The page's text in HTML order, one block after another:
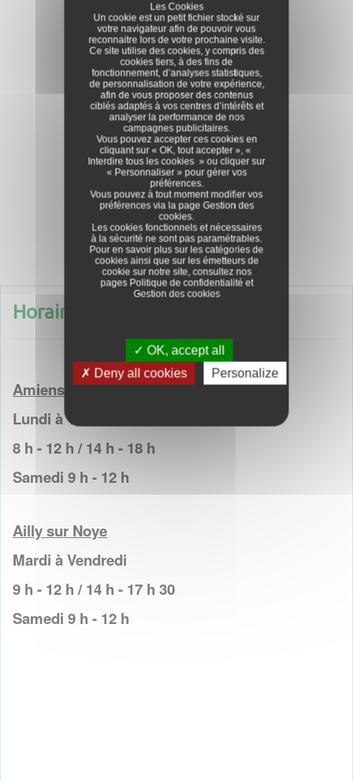
Tondeuses autoportées
Horaires d'ouvertures
Amiens
Lundi à Vendredi
8 h - 12 h / 14 h - 18 h
Samedi 9 h - 12 h
Ailly sur Noye
Mardi à Vendredi
9 h - 12 h / 14 h - 17 h 30
Samedi 9 h - 12 h
Les Cookies
Un cookie est un petit fichier stocké sur
votre navigateur afin de pouvoir vous
reconnaitre lors de votre prochaine visite.
Ce site utilise des cookies, y compris des
cookies tiers, à des fins de
fonctionnement, d’analyses statistiques,
de personnalisation de votre expérience,
afin de vous proposer des contenus
ciblés adaptés à vos centres d’intérêts et
analyser la performance de nos
campagnes publicitaires.
Vous pouvez accepter ces cookies en
cliquant sur « OK, tout accepter », «
Interdire tous les cookies » ou cliquer sur
« Personnaliser » pour gérer vos
préférences.
Vous pouvez à tout moment modifier vos
préférences via la page Gestion des
cookies.
Les cookies fonctionnels et nécessaires
à la sécurité ne sont pas paramétrables.
Pour en savoir plus sur les catégories de
cookies ainsi que sur les émetteurs de
cookie sur notre site, consultez nos
pages Politique de confidentialité et
Gestion des cookies
OK, accept all
Deny all cookies
Personalize